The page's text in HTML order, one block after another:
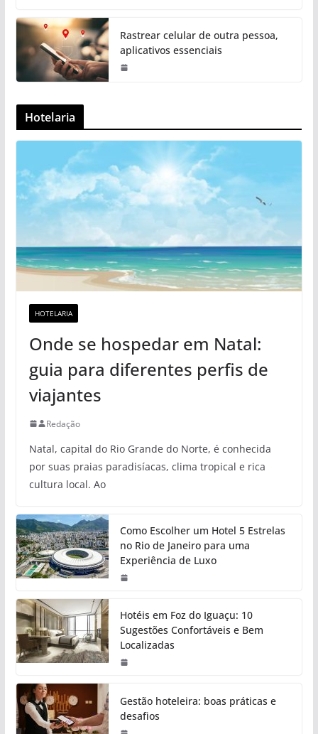
Rastrear celular de outra pessoa,
aplicativos essenciais
Hotelaria
HOTELARIA
Onde se hospedar em Natal:
guia para diferentes perfis de
viajantes
Redação
Natal, capital do Rio Grande do Norte, é conhecida
por suas praias paradisíacas, clima tropical e rica
cultura local. Ao
Como Escolher um Hotel 5 Estrelas
no Rio de Janeiro para uma
Experiência de Luxo
Hotéis em Foz do Iguaçu: 10
Sugestões Confortáveis e Bem
Localizadas
Gestão hoteleira: boas práticas e
desafios